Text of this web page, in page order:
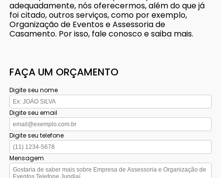
adequadamente, nós oferecermos, além do que já
foi citado, outros serviços, como por exemplo,
Organização de Eventos e Assessoria de
Casamento. Por isso, fale conosco e saiba mais.
FAÇA UM ORÇAMENTO
Digite seu nome
Digite seu email
Digite seu telefone
Mensagem